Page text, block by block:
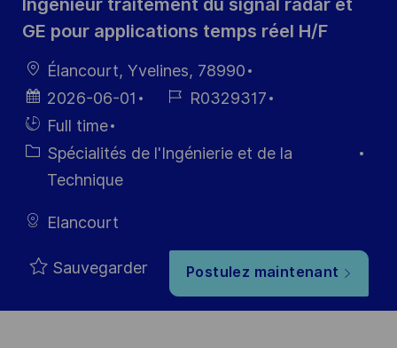
Ingénieur traitement du signal radar et
GE pour applications temps réel H/F
localisation
Élancourt, Yvelines, 78990
Date
d’affichage
2026-06-01
Référence
R0329317
Hiring
Type
Full time
Catégorie
Spécialités de l'Ingénierie et de la
Technique
Elancourt
Sauvegarder Postulez maintenant